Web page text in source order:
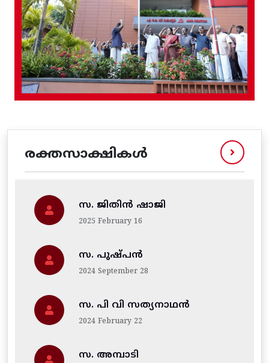
രക്തസാക്ഷികൾ
സ. ജിതിന്‍ ഷാജി
2025 February 16
സ. പുഷ്പൻ
2024 September 28
സ. പി വി സത്യനാഥൻ
2024 February 22
സ. അമ്പാടി